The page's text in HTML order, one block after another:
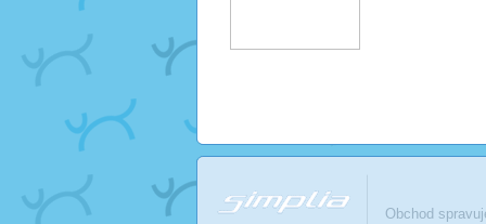
Obchod